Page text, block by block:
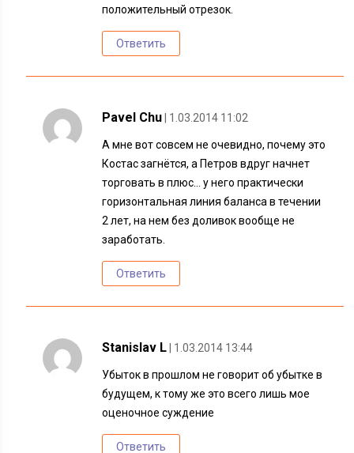
положительный отрезок.
Ответить
Pavel Chu | 1.03.2014 11:02
А мне вот совсем не очевидно, почему это
Костас загнётся, а Петров вдруг начнет
торговать в плюс… у него практически
горизонтальная линия баланса в течении
2 лет, на нем без доливок вообще не
заработать.
Ответить
Stanislav L | 1.03.2014 13:44
Убыток в прошлом не говорит об убытке в
будущем, к тому же это всего лишь мое
оценочное суждение
Ответить